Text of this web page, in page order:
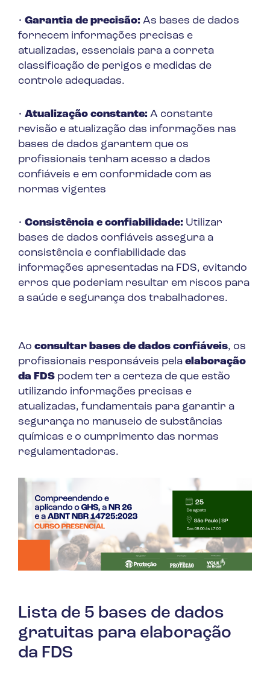
• Garantia de precisão: As bases de dados
fornecem informações precisas e
atualizadas, essenciais para a correta
classificação de perigos e medidas de
controle adequadas.
• Atualização constante: A constante
revisão e atualização das informações nas
bases de dados garantem que os
profissionais tenham acesso a dados
confiáveis e em conformidade com as
normas vigentes
• Consistência e confiabilidade: Utilizar
bases de dados confiáveis assegura a
consistência e confiabilidade das
informações apresentadas na FDS, evitando
erros que poderiam resultar em riscos para
a saúde e segurança dos trabalhadores.
Ao consultar bases de dados confiáveis, os
profissionais responsáveis pela elaboração
da FDS podem ter a certeza de que estão
utilizando informações precisas e
atualizadas, fundamentais para garantir a
segurança no manuseio de substâncias
químicas e o cumprimento das normas
regulamentadoras.
Lista de 5 bases de dados
gratuitas para elaboração
da FDS